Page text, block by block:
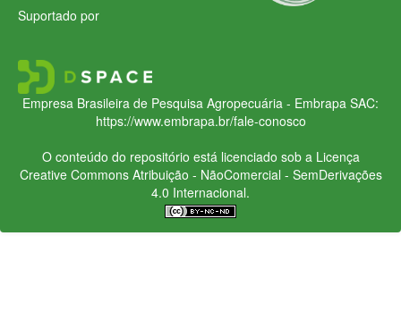
Suportado por
Empresa Brasileira de Pesquisa Agropecuária - Embrapa SAC:
https://www.embrapa.br/fale-conosco
O conteúdo do repositório está licenciado sob a Licença
Creative CommonsAtribuição - NãoComercial - SemDerivações
4.0 Internacional.